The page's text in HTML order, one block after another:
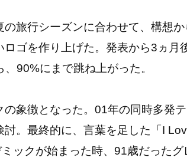
旅行シーズンに合わせて、構想か
ゴを作り上げた。発表から3ヵ月
90%にまで跳ね上がった。
象徴となった。01年の同時多発
。最終的に、言葉を足した「I
ックが始まった時、91歳だったグ